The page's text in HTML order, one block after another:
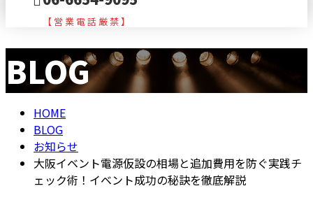
【 営 業 電 話 厳 禁 】
メールフォーム
BLOG
HOME
BLOG
お知らせ
大阪イベント電源仮設の相場と追加費用を防ぐ実践チ
ェック術！イベント成功の秘訣を徹底解説